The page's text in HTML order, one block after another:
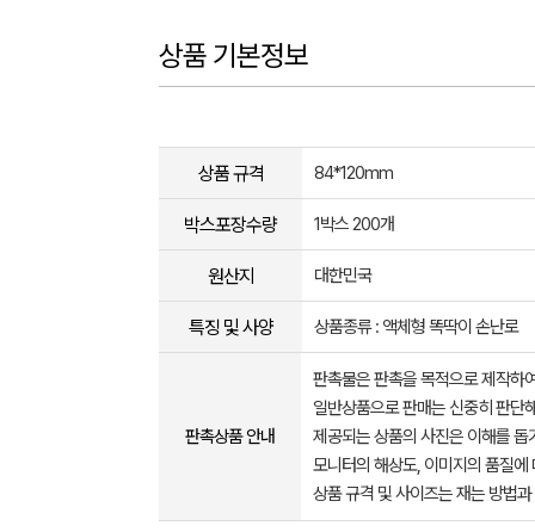
상품 기본정보
상품 규격 84*120mm
박스포장수량 1박스 200개
원산지 대한민국
특징 및 사양 상품종류 : 액체형 똑딱이 손난로
판촉상품 안내
판촉물은 판촉을 목적으로 제작하
일반상품으로 판매는 신중히 판단
제공되는 상품의 사진은 이해를
모니터의 해상도, 이미지의 품질
상품 규격 및 사이즈는 재는 방법